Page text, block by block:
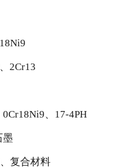
2Cr13
、17-4PH
复合材料